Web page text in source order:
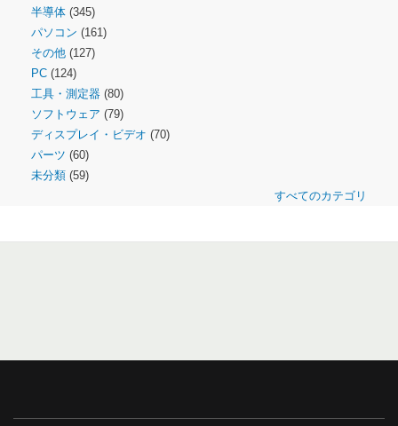
半導体 (345)
パソコン (161)
その他 (127)
PC (124)
工具・測定器 (80)
ソフトウェア (79)
ディスプレイ・ビデオ (70)
パーツ (60)
未分類 (59)
すべてのカテゴリ